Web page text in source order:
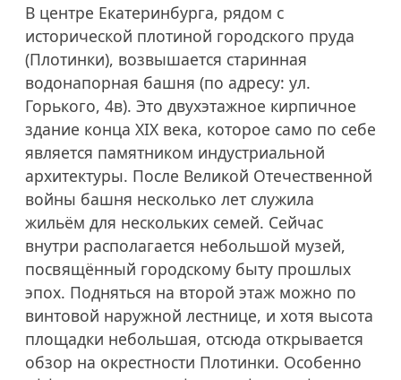
В центре Екатеринбурга, рядом с
исторической плотиной городского пруда
(Плотинки), возвышается старинная
водонапорная башня (по адресу: ул.
Горького, 4в). Это двухэтажное кирпичное
здание конца XIX века, которое само по себе
является памятником индустриальной
архитектуры. После Великой Отечественной
войны башня несколько лет служила
жильём для нескольких семей. Сейчас
внутри располагается небольшой музей,
посвящённый городскому быту прошлых
эпох. Подняться на второй этаж можно по
винтовой наружной лестнице, и хотя высота
площадки небольшая, отсюда открывается
обзор на окрестности Плотинки. Особенно